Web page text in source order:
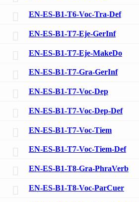
EN-ES-B1-T6-Voc-Tra-Def
EN-ES-B1-T7-Eje-GerInf
EN-ES-B1-T7-Eje-MakeDo
EN-ES-B1-T7-Gra-GerInf
EN-ES-B1-T7-Voc-Dep
EN-ES-B1-T7-Voc-Dep-Def
EN-ES-B1-T7-Voc-Tiem
EN-ES-B1-T7-Voc-Tiem-Def
EN-ES-B1-T8-Gra-PhraVerb
EN-ES-B1-T8-Voc-ParCuer